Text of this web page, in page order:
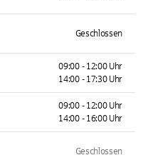
Geschlossen
09:00 - 12:00 Uhr
14:00 - 17:30 Uhr
09:00 - 12:00 Uhr
14:00 - 16:00 Uhr
Geschlossen